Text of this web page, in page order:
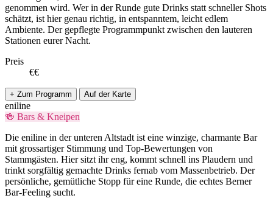
genommen wird. Wer in der Runde gute Drinks statt schneller Shots
schätzt, ist hier genau richtig, in entspanntem, leicht edlem
Ambiente. Der gepflegte Programmpunkt zwischen den lauteren
Stationen eurer Nacht.
Preis
€€
+ Zum Programm Auf der Karte
eniline
🍻 Bars & Kneipen
Die eniline in der unteren Altstadt ist eine winzige, charmante Bar
mit grossartiger Stimmung und Top-Bewertungen von
Stammgästen. Hier sitzt ihr eng, kommt schnell ins Plaudern und
trinkt sorgfältig gemachte Drinks fernab vom Massenbetrieb. Der
persönliche, gemütliche Stopp für eine Runde, die echtes Berner
Bar-Feeling sucht.